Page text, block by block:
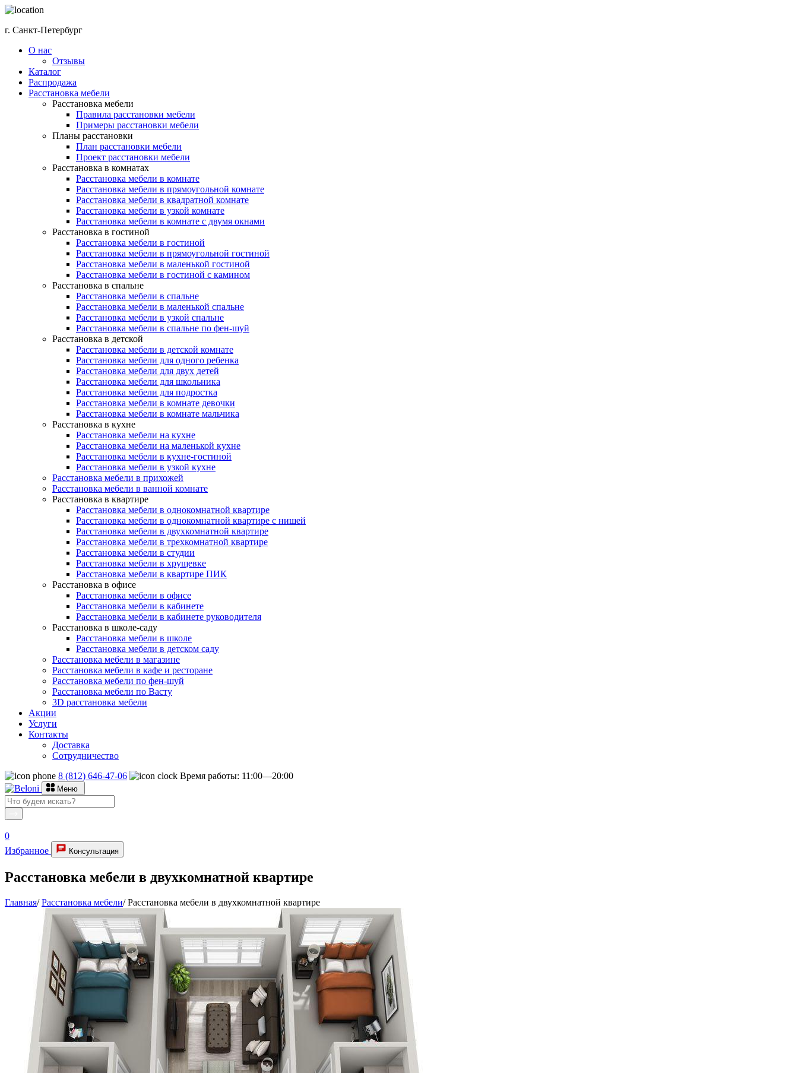
г. Санкт-Петербург
О нас
Отзывы
Каталог
Распродажа
Расстановка мебели
Расстановка мебели
Правила расстановки мебели
Примеры расстановки мебели
Планы расстановки
План расстановки мебели
Проект расстановки мебели
Расстановка в комнатах
Расстановка мебели в комнате
Расстановка мебели в прямоугольной комнате
Расстановка мебели в квадратной комнате
Расстановка мебели в узкой комнате
Расстановка мебели в комнате с двумя окнами
Расстановка в гостиной
Расстановка мебели в гостиной
Расстановка мебели в прямоугольной гостиной
Расстановка мебели в маленькой гостиной
Расстановка мебели в гостиной с камином
Расстановка в спальне
Расстановка мебели в спальне
Расстановка мебели в маленькой спальне
Расстановка мебели в узкой спальне
Расстановка мебели в спальне по фен-шуй
Расстановка в детской
Расстановка мебели в детской комнате
Расстановка мебели для одного ребенка
Расстановка мебели для двух детей
Расстановка мебели для школьника
Расстановка мебели для подростка
Расстановка мебели в комнате девочки
Расстановка мебели в комнате мальчика
Расстановка в кухне
Расстановка мебели на кухне
Расстановка мебели на маленькой кухне
Расстановка мебели в кухне-гостиной
Расстановка мебели в узкой кухне
Расстановка мебели в прихожей
Расстановка мебели в ванной комнате
Расстановка в квартире
Расстановка мебели в однокомнатной квартире
Расстановка мебели в однокомнатной квартире с нишей
Расстановка мебели в двухкомнатной квартире
Расстановка мебели в трехкомнатной квартире
Расстановка мебели в студии
Расстановка мебели в хрущевке
Расстановка мебели в квартире ПИК
Расстановка в офисе
Расстановка мебели в офисе
Расстановка мебели в кабинете
Расстановка мебели в кабинете руководителя
Расстановка в школе-саду
Расстановка мебели в школе
Расстановка мебели в детском саду
Расстановка мебели в магазине
Расстановка мебели в кафе и ресторане
Расстановка мебели по фен-шуй
Расстановка мебели по Васту
3D расстановка мебели
Акции
Услуги
Контакты
Доставка
Сотрудничество
8 (812) 646-47-06
Время работы: 11:00—20:00
Меню
0
Избранное
Консультация
Расстановка мебели в двухкомнатной квартире
Главная/ Расстановка мебели/ Расстановка мебели в двухкомнатной квартире